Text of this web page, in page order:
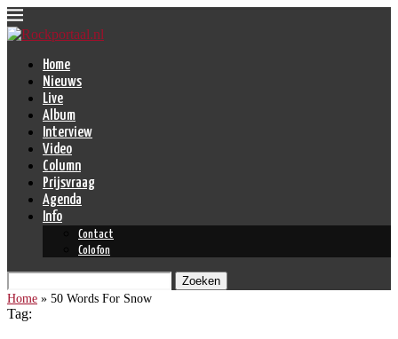
Home
Nieuws
Live
Album
Interview
Video
Column
Prijsvraag
Agenda
Info
Contact
Colofon
Zoeken
Home » 50 Words For Snow
Tag: